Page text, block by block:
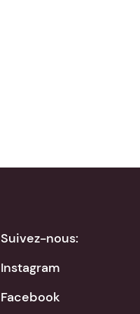
Suivez-nous:
Instagram
Facebook